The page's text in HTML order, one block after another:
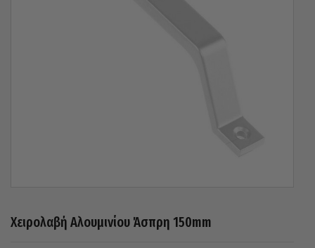
Χειρολαβή Αλουμινίου Άσπρη 150mm